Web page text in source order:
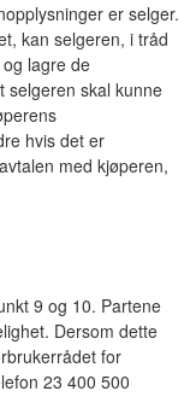
er selger.
kan selgeren, i tråd
lagre de
selgeren skal kunne
hvis det er
med kjøperen,
9 og 10. Partene
Dersom dette
for
23 400 500